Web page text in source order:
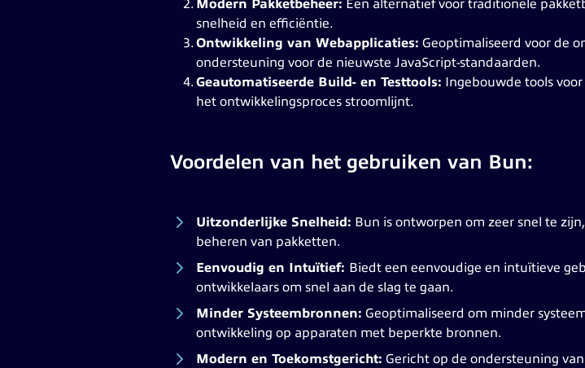
Modern Pakketbeheer: Een alternatief voor traditionele
snelheid en efficiëntie.
Ontwikkeling van Webapplicaties: Geoptimaliseerd voor de
ondersteuning voor de nieuwste JavaScript-standaarden.
Geautomatiseerde Build- en Testtools: Ingebouwde tools
het ontwikkelingsproces stroomlijnt.
Voordelen van het gebruiken van Bun:
Uitzonderlijke Snelheid: Bun is ontworpen om zeer snel te
beheren van pakketten.
Eenvoudig en Intuïtief: Biedt een eenvoudige en intuïtieve
ontwikkelaars om snel aan de slag te gaan.
Minder Systeembronnen: Geoptimaliseerd om minder
ontwikkeling op apparaten met beperkte bronnen.
Modern en Toekomstgericht: Gericht op de ondersteuning